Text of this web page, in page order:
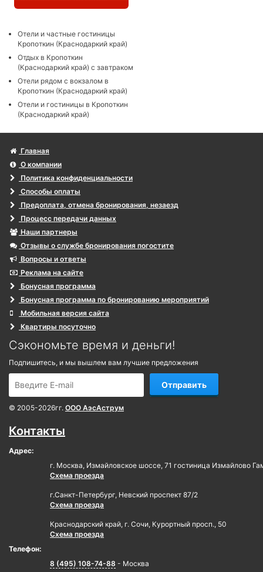
Отели и частные гостиницы
Кропоткин (Краснодаркий край)
Отдых в Кропоткин
(Краснодаркий край) с завтраком
Отели рядом с вокзалом в
Кропоткин (Краснодаркий край)
Отели и гостиницы в Кропоткин
(Краснодаркий край)
Главная
О компании
Политика конфиденциальности
Способы оплаты
Предоплата, отмена бронирования, незаезд
Процесс передачи данных
Наши партнеры
Отзывы о службе бронирования погостите
Вопросы и ответы
Реклама на сайте
Бонусная программа
Бонусная программа по бронированию мероприятий
Мобильная версия сайта
Квартиры посуточно
Сэкономьте время и деньги!
Подпишитесь, и мы вышлем вам лучшие предложения
Отправить
© 2005-2026гг. ООО АэсАструм
Контакты
Адрес:
г. Москва, Измайловское шоссе, 71 гостиница Измайлово
Схема проезда
г.Санкт-Петербург, Невский проспект 87/2
Схема проезда
Краснодарский край, г. Сочи, Курортный просп., 50
Схема проезда
Телефон:
8 (495) 108-74-88 - Москва